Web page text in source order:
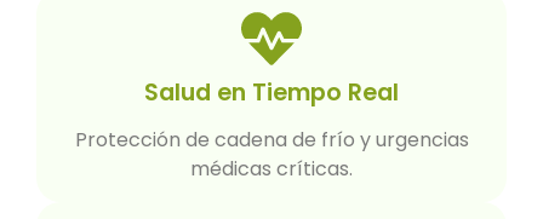
Salud en Tiempo Real
Protección de cadena de frío y urgencias
médicas críticas.